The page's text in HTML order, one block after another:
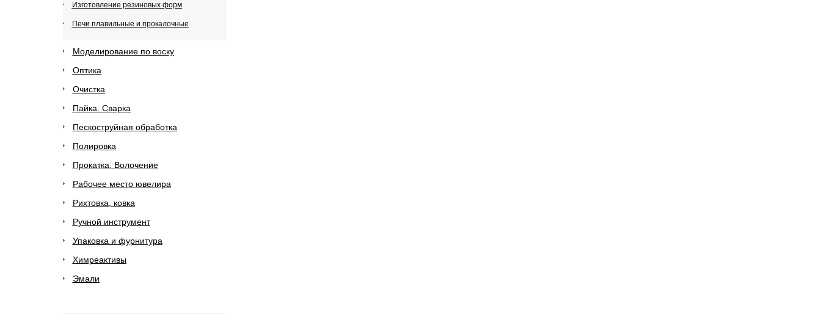
Изготовление резиновых форм
Печи плавильные и прокалочные
Моделирование по воску
Оптика
Очистка
Пайка. Сварка
Пескоструйная обработка
Полировка
Прокатка. Волочение
Рабочее место ювелира
Рихтовка, ковка
Ручной инструмент
Упаковка и фурнитура
Химреактивы
Эмали